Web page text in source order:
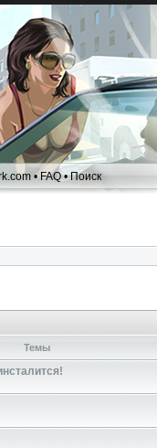
•FAQ•Поиск
Темы